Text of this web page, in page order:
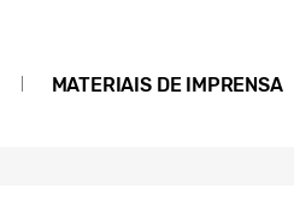
MATERIAIS DE IMPRENSA